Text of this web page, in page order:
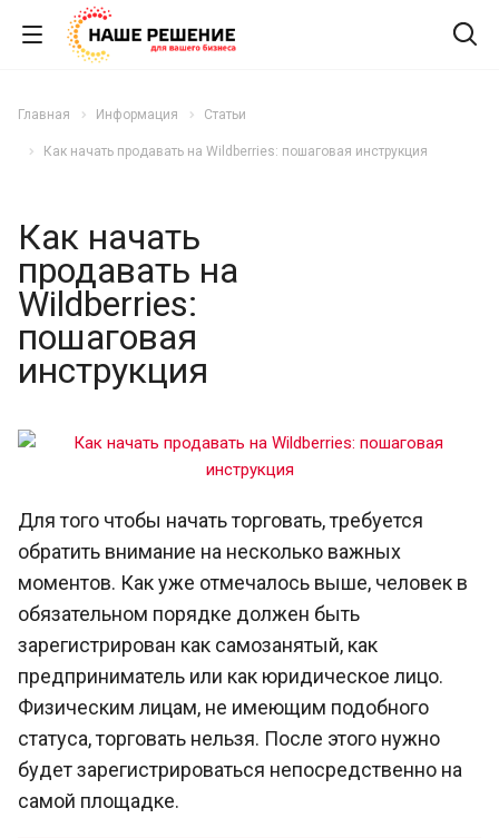
Главная Информация Статьи
Как начать продавать на Wildberries: пошаговая инструкция
Как начать
продавать на
Wildberries:
пошаговая
инструкция
Для того чтобы начать торговать, требуется
обратить внимание на несколько важных
моментов. Как уже отмечалось выше, человек в
обязательном порядке должен быть
зарегистрирован как самозанятый, как
предприниматель или как юридическое лицо.
Физическим лицам, не имеющим подобного
статуса, торговать нельзя. После этого нужно
будет зарегистрироваться непосредственно на
самой площадке.